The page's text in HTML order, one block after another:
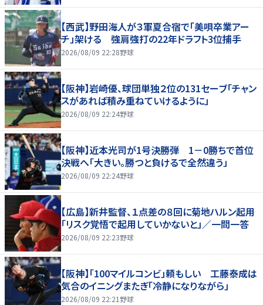
【西武】野田海人が３軍夏合宿で「美唄卒業アー
チ」架ける 強肩強打の22年ドラフト3位捕手
2026/08/09 22:28野球
【阪神】岩崎優、球団単独２位の131セーブ「チャン
スがあれば積み重ねていけるように」
2026/08/09 22:24野球
【阪神】近本光司が1号決勝弾 1－0勝ちで首位
決戦へ「大きい。勝つと負けるで全然違う」
2026/08/09 22:24野球
【広島】新井監督、１点差の８回に菊地ハルン起用
「リスク覚悟で起用していかないと」／一問一答
2026/08/09 22:23野球
【阪神】「100マイルコンビ」頼もしい 工藤泰成は
気合のイニングまたぎ「冷静になりながら」
2026/08/09 22:21 野球